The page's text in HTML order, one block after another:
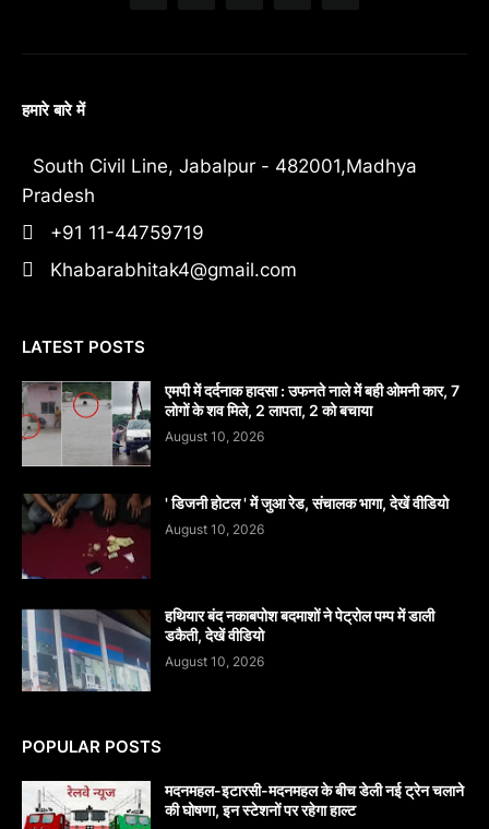
हमारे बारे में
South Civil Line, Jabalpur - 482001,Madhya
Pradesh
+91 11-44759719
Khabarabhitak4@gmail.com
LATEST POSTS
एमपी में दर्दनाक हादसा : उफनते नाले में बही ओमनी कार, 7
लोगों के शव मिले, 2 लापता, 2 को बचाया
August 10, 2026
' डिजनी होटल ' में जुआ रेड, संचालक भागा, देखें वीडियो
August 10, 2026
हथियार बंद नकाबपोश बदमाशों ने पेट्रोल पम्प में डाली
डकैती, देखें वीडियो
August 10, 2026
POPULAR POSTS
मदनमहल-इटारसी-मदनमहल के बीच डेली नई ट्रेन चलाने
की घोषणा, इन स्टेशनों पर रहेगा हाल्ट